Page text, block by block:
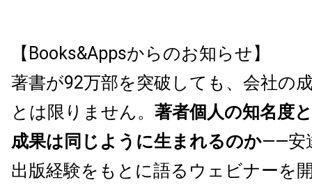
【Books&Appsからのお知らせ】
著書が92万部を突破しても、会社の
とは限りません。 著者個人の知名度
成果は同じように生まれるのか——安
出版経験をもとに語るウェビナーを